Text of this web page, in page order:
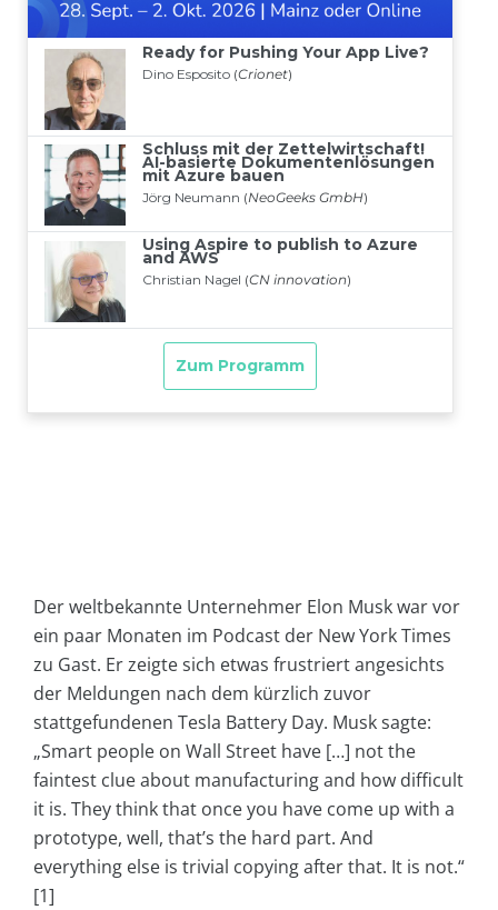
Der weltbekannte Unternehmer Elon Musk war vor
ein paar Monaten im Podcast der New York Times
zu Gast. Er zeigte sich etwas frustriert angesichts
der Meldungen nach dem kürzlich zuvor
stattgefundenen Tesla Battery Day. Musk sagte:
„Smart people on Wall Street have […] not the
faintest clue about manufacturing and how difficult
it is. They think that once you have come up with a
prototype, well, that’s the hard part. And
everything else is trivial copying after that. It is not.“
[1]